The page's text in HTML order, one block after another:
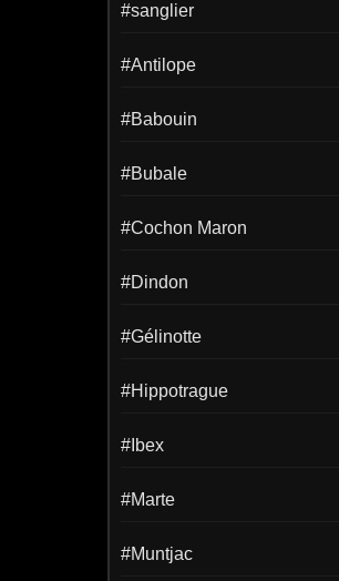
#sanglier
#Antilope
#Babouin
#Bubale
#Cochon Maron
#Dindon
#Gélinotte
#Hippotrague
#Ibex
#Marte
#Muntjac